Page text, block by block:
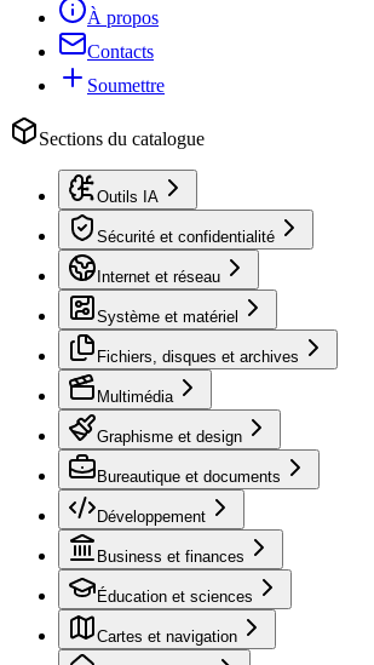
À propos
Contacts
Soumettre
Sections du catalogue
Outils IA
Sécurité et confidentialité
Internet et réseau
Système et matériel
Fichiers, disques et archives
Multimédia
Graphisme et design
Bureautique et documents
Développement
Business et finances
Éducation et sciences
Cartes et navigation